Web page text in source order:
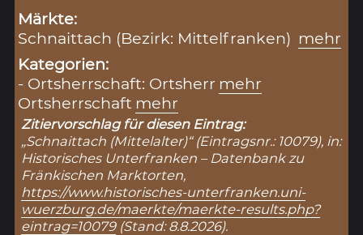
Märkte:
Schnaittach (Bezirk: Mittelfranken) mehr
Kategorien:
- Ortsherrschaft: Ortsherr mehr
Ortsherrschaft mehr
Zitiervorschlag für diesen Eintrag:
„Schnaittach (Mittelalter)“ (Eintragsnr.: 10079), in:
Historisches Unterfranken – Datenbank zu
Fränkischen Marktorten,
https://www.historisches-unterfranken.uni-
wuerzburg.de/maerkte/maerkte-results.php?
eintrag=10079(Stand: 8.8.2026).